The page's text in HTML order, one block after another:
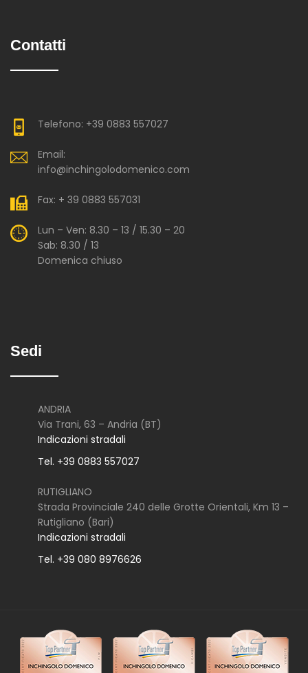
Contatti
Telefono: +39 0883 557027
Email:
info@inchingolodomenico.com
Fax: + 39 0883 557031
Lun – Ven: 8.30 – 13 / 15.30 – 20
Sab: 8.30 / 13
Domenica chiuso
Sedi
ANDRIA
Via Trani, 63 – Andria (BT)
Indicazioni stradali
Tel. +39 0883 557027
RUTIGLIANO
Strada Provinciale 240 delle Grotte Orientali, Km 13 –
Rutigliano (Bari)
Indicazioni stradali
Tel. +39 080 8976626